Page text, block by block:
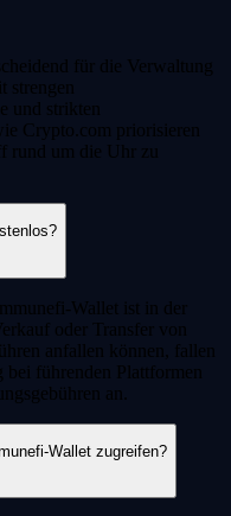
für die Verwaltung
strengen
und strikten
Crypto.com priorisieren
rund um die Uhr zu
Wallet ist in der
oder Transfer von
anfallen können, fallen
führenden Plattformen
an.
Wallet zugreifen?